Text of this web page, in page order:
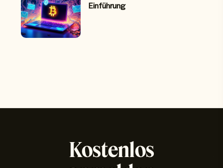
Einführung
Kostenlos